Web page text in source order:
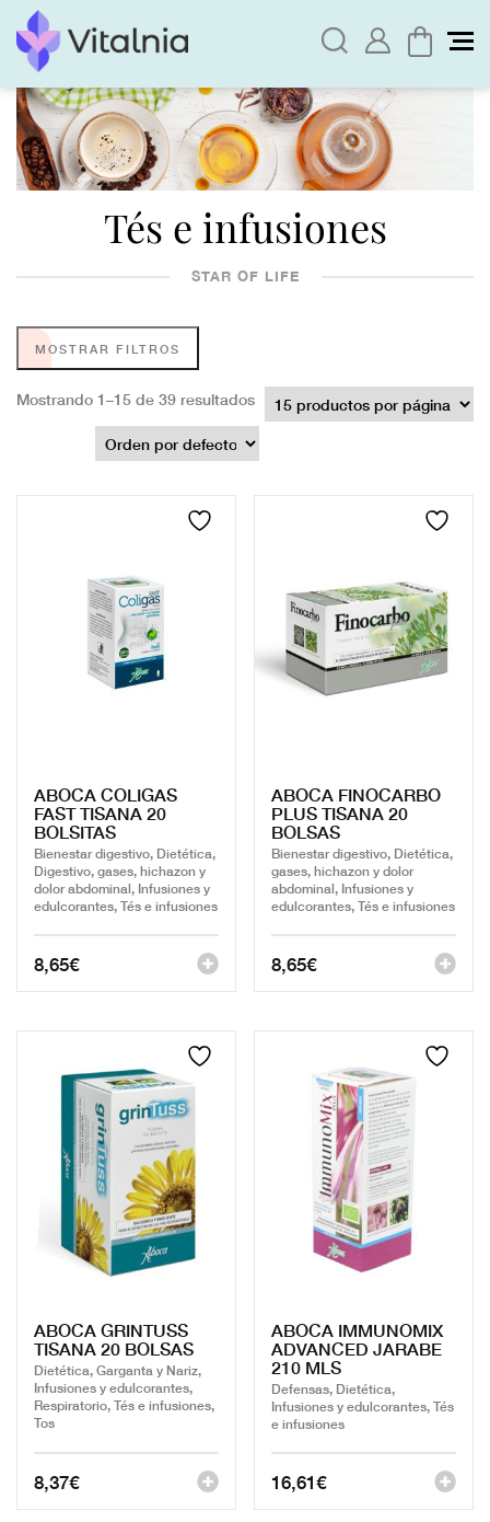
Tés e infusiones
STAR OF LIFE
MOSTRAR FILTROS
Mostrando 1–15 de 39 resultados
ABOCA COLIGAS
FAST TISANA 20
BOLSITAS
Bienestar digestivo, Dietética,
Digestivo, gases, hichazon y
dolor abdominal, Infusiones y
edulcorantes, Tés e infusiones
8,65€
ABOCA FINOCARBO
PLUS TISANA 20
BOLSAS
Bienestar digestivo, Dietética,
gases, hichazon y dolor
abdominal, Infusiones y
edulcorantes, Tés e infusiones
8,65€
ABOCA GRINTUSS
TISANA 20 BOLSAS
Dietética, Garganta y Nariz,
Infusiones y edulcorantes,
Respiratorio, Tés e infusiones,
Tos
8,37€
ABOCA IMMUNOMIX
ADVANCED JARABE
210 MLS
Defensas, Dietética,
Infusiones y edulcorantes, Tés
e infusiones
16,61€